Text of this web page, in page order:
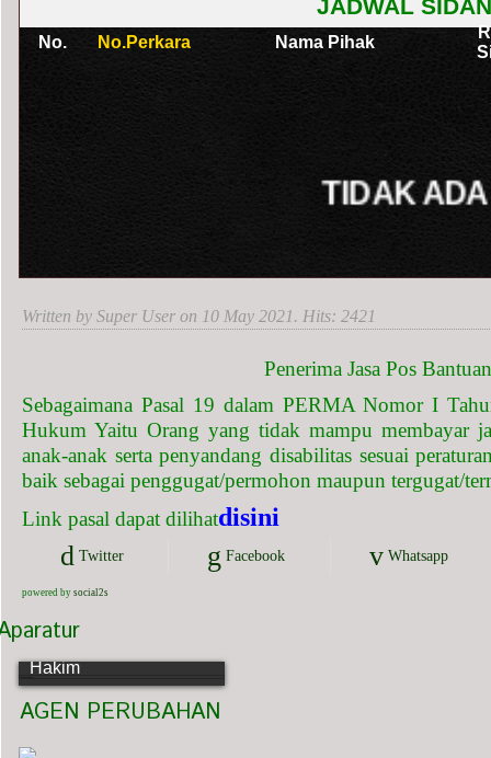
Written by Super User on 10 May 2021. Hits: 2421
Penerima Jasa Pos
Sebagaimana Pasal 19 dalam PERMA Nomor I
Hukum Yaitu Orang yang tidak mampu membayar
anak-anak serta penyandang disabilitas sesuai
baik sebagai penggugat/permohon maupun tergugat/
Link pasal dapat dilihatdisini
Twitter Facebook Whatsapp
powered by social2s
Mirza Fahlevy, S.Sy.
Hakim